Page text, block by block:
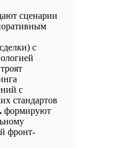
сценарии
с
с
стандартов
формируют
фронт-